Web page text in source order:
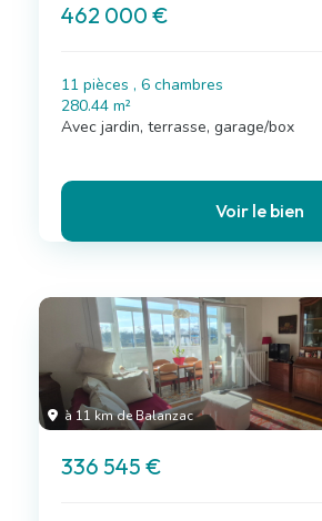
462 000 €
11 pièces , 6 chambres
280.44 m²
Avec jardin, terrasse, garage/box
Voir le bien
à 11 km de Balanzac
336 545 €